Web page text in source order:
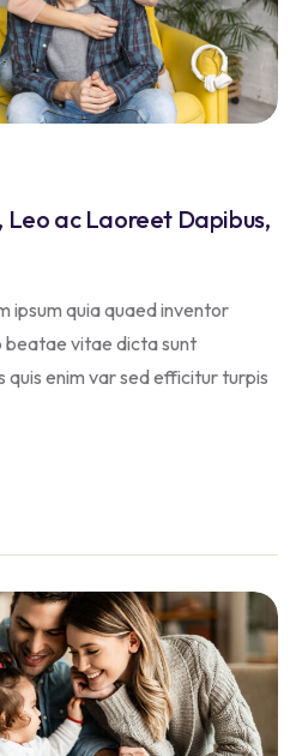
Leo ac Laoreet Dapibus,
ipsum quia quaed inventor
vitae dicta sunt
enim var sed efficitur turpis